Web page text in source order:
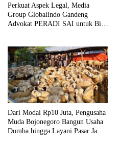
Perkuat Aspek Legal, Media
Group Globalindo Gandeng
Advokat PERADI SAI untuk Biro
Dari Modal Rp10 Juta, Pengusaha
Muda Bojonegoro Bangun Usaha
Domba hingga Layani Pasar Jawa